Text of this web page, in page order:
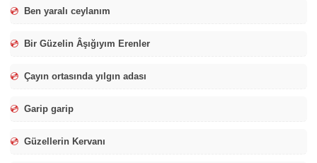
💿 Ben yaralı ceylanım
💿 Bir Güzelin Âşığıyım Erenler
💿 Çayın ortasında yılgın adası
💿 Garip garip
💿 Güzellerin Kervanı